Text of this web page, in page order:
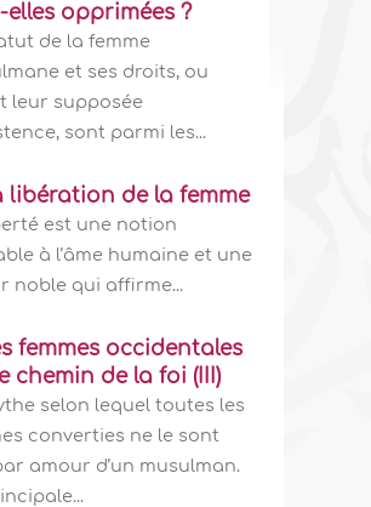
elles opprimées ?
de la femme
et ses droits, ou
leur supposée
sont parmi les...
libération de la femme
est une notion
à l’âme humaine et une
noble qui affirme...
femmes occidentales
chemin de la foi (III)
selon lequel toutes les
converties ne le sont
amour d’un musulman.